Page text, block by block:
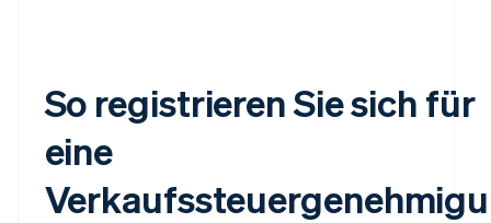
So registrieren Sie sich für
eine